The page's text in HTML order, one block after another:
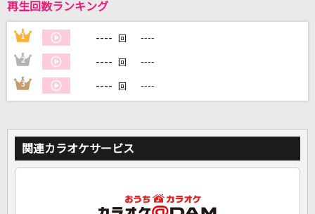
DAMに会員登録・ログインして
カラオケをもっと楽しもう！
再生回数ランキング
1 ---- 回 ----
2 ---- 回 ----
3 ---- 回 ----
関連カラオケサービス